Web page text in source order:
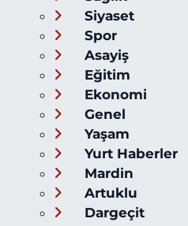
Siyaset
Spor
Asayiş
Eğitim
Ekonomi
Genel
Yaşam
Yurt Haberler
Mardin
Artuklu
Dargeçit